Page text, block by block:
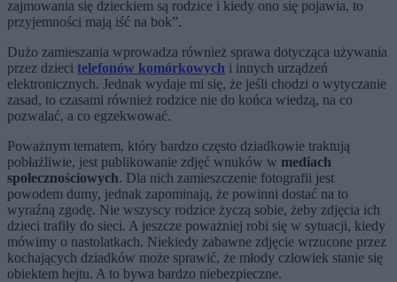
zajmowania się dzieckiem są rodzice i kiedy ono się pojawia, to
przyjemności mają iść na bok”.
Dużo zamieszania wprowadza również sprawa dotycząca używania
przez dzieci telefonów komórkowych i innych urządzeń
elektronicznych. Jednak wydaje mi się, że jeśli chodzi o wytyczanie
zasad, to czasami również rodzice nie do końca wiedzą, na co
pozwalać, a co egzekwować.
Poważnym tematem, który bardzo często dziadkowie traktują
pobłażliwie, jest publikowanie zdjęć wnuków w mediach
społecznościowych. Dla nich zamieszczenie fotografii jest
powodem dumy, jednak zapominają, że powinni dostać na to
wyraźną zgodę. Nie wszyscy rodzice życzą sobie, żeby zdjęcia ich
dzieci trafiły do sieci. A jeszcze poważniej robi się w sytuacji, kiedy
mówimy o nastolatkach. Niekiedy zabawne zdjęcie wrzucone przez
kochających dziadków może sprawić, że młody człowiek stanie się
obiektem hejtu. A to bywa bardzo niebezpieczne.